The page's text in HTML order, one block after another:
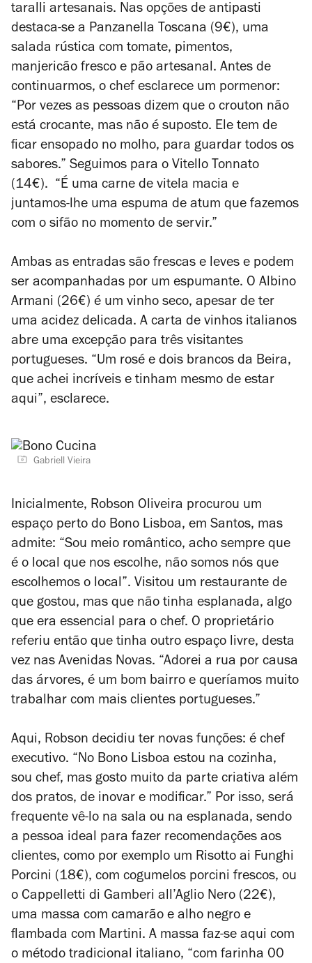
taralli artesanais. Nas opções de antipasti
destaca-se a Panzanella Toscana (9€), uma
salada rústica com tomate, pimentos,
manjericão fresco e pão artesanal. Antes de
continuarmos, o chef esclarece um pormenor:
“Por vezes as pessoas dizem que o crouton não
está crocante, mas não é suposto. Ele tem de
ficar ensopado no molho, para guardar todos os
sabores.” Seguimos para o Vitello Tonnato
(14€). “É uma carne de vitela macia e
juntamos-lhe uma espuma de atum que fazemos
com o sifão no momento de servir.”
Ambas as entradas são frescas e leves e podem
ser acompanhadas por um espumante. O Albino
Armani (26€) é um vinho seco, apesar de ter
uma acidez delicada. A carta de vinhos italianos
abre uma excepção para três visitantes
portugueses. “Um rosé e dois brancos da Beira,
que achei incríveis e tinham mesmo de estar
aqui”, esclarece.
Gabriell Vieira
Inicialmente, Robson Oliveira procurou um
espaço perto do Bono Lisboa, em Santos, mas
admite: “Sou meio romântico, acho sempre que
é o local que nos escolhe, não somos nós que
escolhemos o local”. Visitou um restaurante de
que gostou, mas que não tinha esplanada, algo
que era essencial para o chef. O proprietário
referiu então que tinha outro espaço livre, desta
vez nas Avenidas Novas. “Adorei a rua por causa
das árvores, é um bom bairro e queríamos muito
trabalhar com mais clientes portugueses.”
Aqui, Robson decidiu ter novas funções: é chef
executivo. “No Bono Lisboa estou na cozinha,
sou chef, mas gosto muito da parte criativa além
dos pratos, de inovar e modificar.” Por isso, será
frequente vê-lo na sala ou na esplanada, sendo
a pessoa ideal para fazer recomendações aos
clientes, como por exemplo um Risotto ai Funghi
Porcini (18€), com cogumelos porcini frescos, ou
o Cappelletti di Gamberi all’Aglio Nero (22€),
uma massa com camarão e alho negro e
flambada com Martini. A massa faz-se aqui com
o método tradicional italiano, “com farinha 00